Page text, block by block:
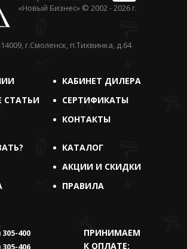
«Новый Бизнес» © 2002 - 2026 г.
г.Смоленск, п.Тихвинка, д.64
КАБИНЕТ ДИЛЕРА
СТАТЬИ
СЕРТИФИКАТЫ
КОНТАКТЫ
КАТАЛОГ
АКЦИИ И СКИДКИ
ПРАВИЛА
305-400
305-406
ПРИНИМАЕМ
К ОПЛАТЕ: